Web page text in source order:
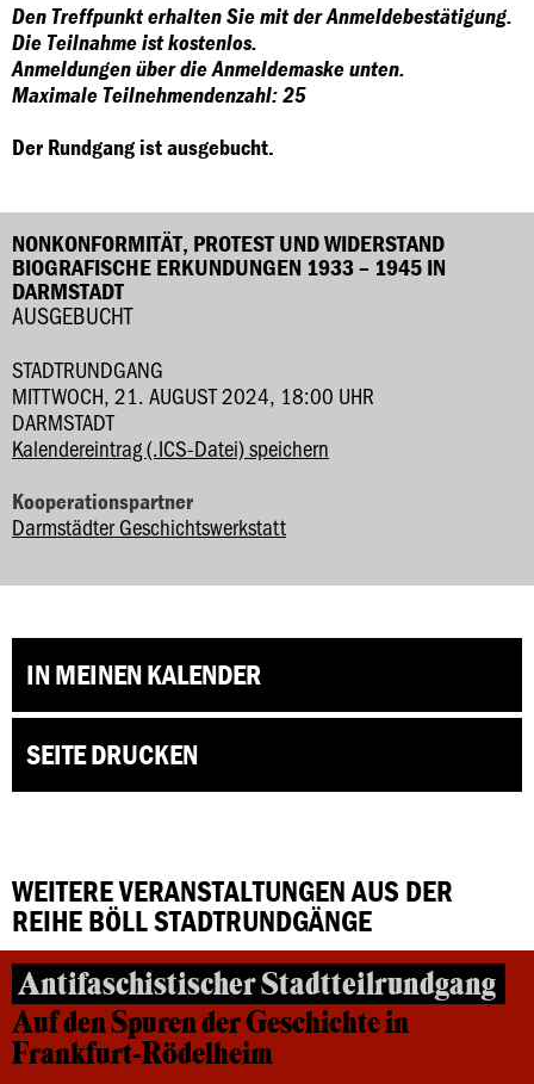
Den Treffpunkt erhalten Sie mit der Anmeldebestätigung.
Die Teilnahme ist kostenlos.
Anmeldungen über die Anmeldemaske unten.
Maximale Teilnehmendenzahl: 25
Der Rundgang ist ausgebucht.
NONKONFORMITÄT, PROTEST UND WIDERSTAND
BIOGRAFISCHE ERKUNDUNGEN 1933 – 1945 IN
DARMSTADT
AUSGEBUCHT
STADTRUNDGANG
MITTWOCH, 21. AUGUST 2024, 18:00 UHR
DARMSTADT
Kalendereintrag (.ICS-Datei) speichern
Kooperationspartner
Darmstädter Geschichtswerkstatt
IN MEINEN KALENDER
SEITE DRUCKEN
WEITERE VERANSTALTUNGEN AUS DER
REIHE BÖLL STADTRUNDGÄNGE
Antifaschistischer Stadtteilrundgang
Auf den Spuren der Geschichte in
Frankfurt-Rödelheim